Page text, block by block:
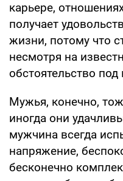
карьере,
получает
жизни, потому что
несмотря на
обстоятельство
Мужья, конечно,
иногда они
мужчина всегда
напряжение,
бесконечно